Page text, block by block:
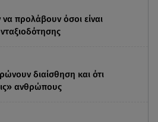
να προλάβουν όσοι είναι
διαίσθηση και ότι
ανθρώπους